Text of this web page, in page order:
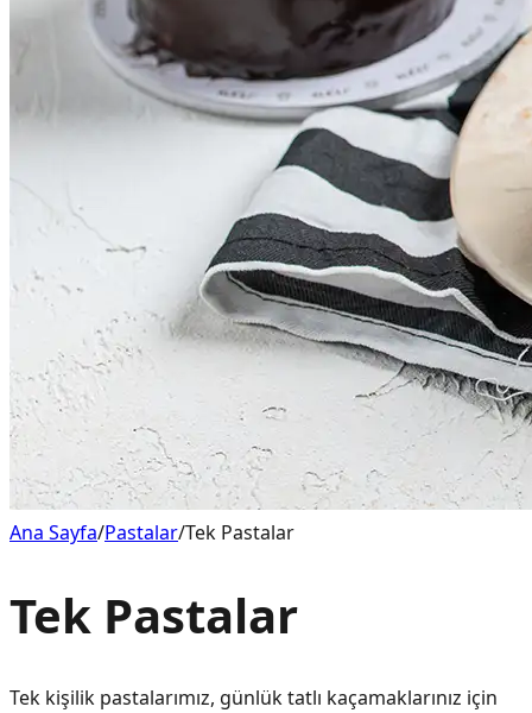
Ana Sayfa/Pastalar/Tek Pastalar
Tek Pastalar
Tek kişilik pastalarımız, günlük tatlı kaçamaklarınız için